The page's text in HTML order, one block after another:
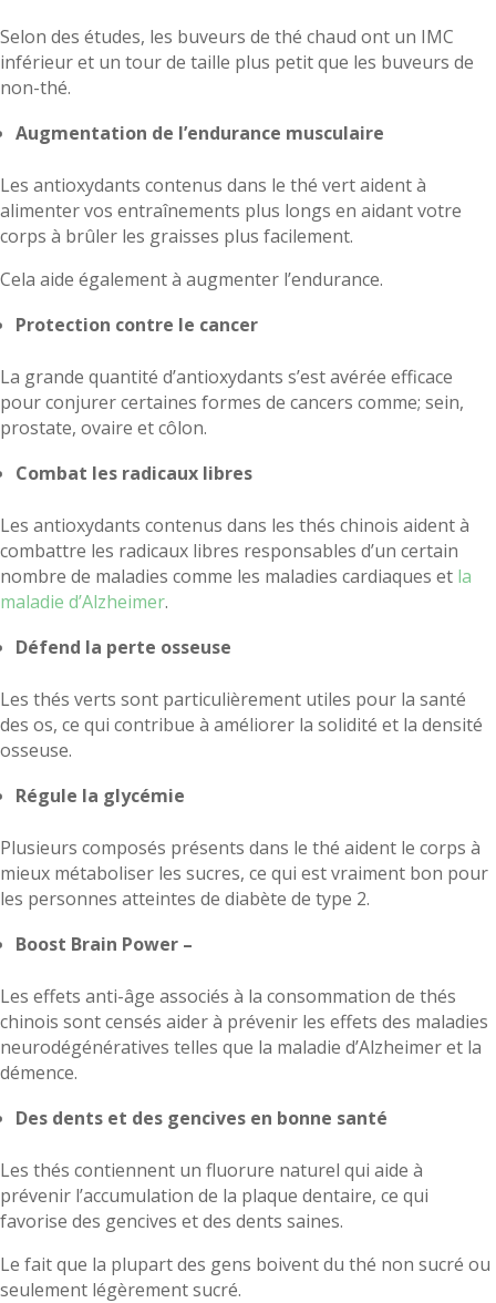
Selon des études, les buveurs de thé chaud ont un IMC
inférieur et un tour de taille plus petit que les buveurs de
non-thé.
Augmentation de l’endurance musculaire
Les antioxydants contenus dans le thé vert aident à
alimenter vos entraînements plus longs en aidant votre
corps à brûler les graisses plus facilement.
Cela aide également à augmenter l’endurance.
Protection contre le cancer
La grande quantité d’antioxydants s’est avérée efficace
pour conjurer certaines formes de cancers comme; sein,
prostate, ovaire et côlon.
Combat les radicaux libres
Les antioxydants contenus dans les thés chinois aident à
combattre les radicaux libres responsables d’un certain
nombre de maladies comme les maladies cardiaques et la
maladie d’Alzheimer.
Défend la perte osseuse
Les thés verts sont particulièrement utiles pour la santé
des os, ce qui contribue à améliorer la solidité et la densité
osseuse.
Régule la glycémie
Plusieurs composés présents dans le thé aident le corps à
mieux métaboliser les sucres, ce qui est vraiment bon pour
les personnes atteintes de diabète de type 2.
Boost Brain Power –
Les effets anti-âge associés à la consommation de thés
chinois sont censés aider à prévenir les effets des maladies
neurodégénératives telles que la maladie d’Alzheimer et la
démence.
Des dents et des gencives en bonne santé
Les thés contiennent un fluorure naturel qui aide à
prévenir l’accumulation de la plaque dentaire, ce qui
favorise des gencives et des dents saines.
Le fait que la plupart des gens boivent du thé non sucré ou
seulement légèrement sucré.